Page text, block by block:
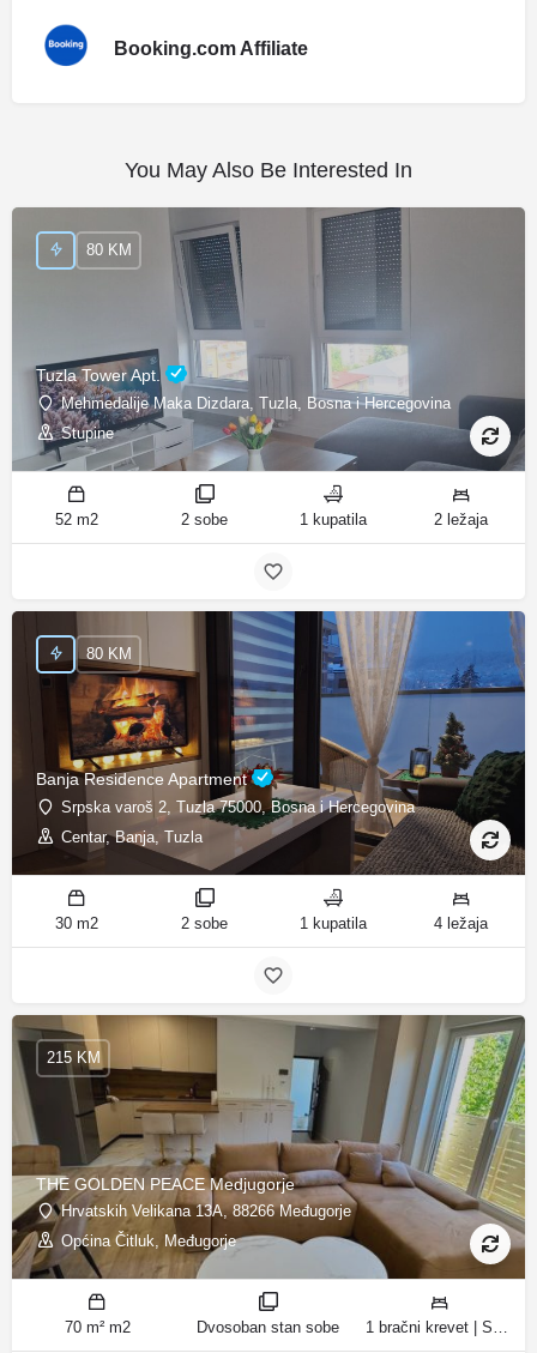
Booking.com Affiliate
You May Also Be Interested In
Tuzla Tower Apt.
Mehmedalije Maka Dizdara, Tuzla, Bosna i Hercegovina
Stupine
80 KM
52 m2 2 sobe 1 kupatila 2 ležaja
Banja Residence Apartment
Srpska varoš 2, Tuzla 75000, Bosna i Hercegovina
Centar, Banja, Tuzla
80 KM
30 m2 2 sobe 1 kupatila 4 ležaja
THE GOLDEN PEACE Medjugorje
Hrvatskih Velikana 13A, 88266 Međugorje
Općina Čitluk, Međugorje
215 KM
70 m² m2 Dvosoban stan sobe